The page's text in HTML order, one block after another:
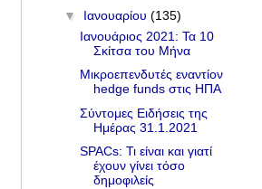
▼ Ιανουαρίου (135)
Ιανουάριος 2021: Τα 10
Σκίτσα του Μήνα
Μικροεπενδυτές εναντίον
hedge funds στις ΗΠΑ
Σύντομες Ειδήσεις της
Ημέρας 31.1.2021
SPACs: Τι είναι και γιατί
έχουν γίνει τόσο
δημοφιλείς